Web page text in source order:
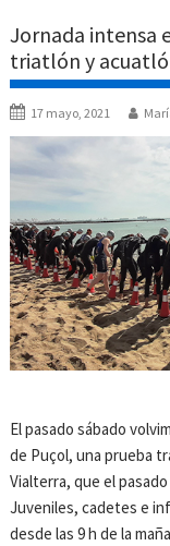
Jornada intensa
triatlón y
17 mayo, 2021
El pasado sábado
de Puçol, una prueba
Vialterra, que el
Juveniles, cadetes e
desde las 9 h de la